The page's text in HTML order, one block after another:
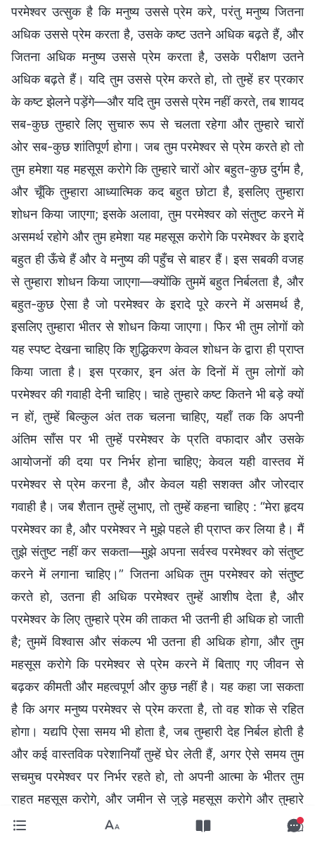
परमेश्वर उत्सुक है कि मनुष्य उससे प्रेम करे, परंतु मनुष्य जितना
अधिक उससे प्रेम करता है, उसके कष्ट उतने अधिक बढ़ते हैं, और
जितना अधिक मनुष्य उससे प्रेम करता है, उसके परीक्षण उतने
अधिक बढ़ते हैं। यदि तुम उससे प्रेम करते हो, तो तुम्हें हर प्रकार
के कष्ट झेलने पड़ेंगे—और यदि तुम उससे प्रेम नहीं करते, तब शायद
सब-कुछ तुम्हारे लिए सुचारु रूप से चलता रहेगा और तुम्हारे चारों
ओर सब-कुछ शांतिपूर्ण होगा। जब तुम परमेश्वर से प्रेम करते हो तो
तुम हमेशा यह महसूस करोगे कि तुम्हारे चारों ओर बहुत-कुछ दुर्गम है,
और चूँकि तुम्हारा आध्यात्मिक कद बहुत छोटा है, इसलिए तुम्हारा
शोधन किया जाएगा; इसके अलावा, तुम परमेश्वर को संतुष्ट करने में
असमर्थ रहोगे और तुम हमेशा यह महसूस करोगे कि परमेश्वर के इरादे
बहुत ही ऊँचे हैं और वे मनुष्य की पहुँच से बाहर हैं। इस सबकी वजह
से तुम्हारा शोधन किया जाएगा—क्योंकि तुममें बहुत निर्बलता है, और
बहुत-कुछ ऐसा है जो परमेश्वर के इरादे पूरे करने में असमर्थ है,
इसलिए तुम्हारा भीतर से शोधन किया जाएगा। फिर भी तुम लोगों को
यह स्पष्ट देखना चाहिए कि शुद्धिकरण केवल शोधन के द्वारा ही प्राप्त
किया जाता है। इस प्रकार, इन अंत के दिनों में तुम लोगों को
परमेश्वर की गवाही देनी चाहिए। चाहे तुम्हारे कष्ट कितने भी बड़े क्यों
न हों, तुम्हें बिल्कुल अंत तक चलना चाहिए, यहाँ तक कि अपनी
अंतिम साँस पर भी तुम्हें परमेश्वर के प्रति वफादार और उसके
आयोजनों की दया पर निर्भर होना चाहिए; केवल यही वास्तव में
परमेश्वर से प्रेम करना है, और केवल यही सशक्त और जोरदार
गवाही है। जब शैतान तुम्हें लुभाए, तो तुम्हें कहना चाहिए : “मेरा हृदय
परमेश्वर का है, और परमेश्वर ने मुझे पहले ही प्राप्त कर लिया है। मैं
तुझे संतुष्ट नहीं कर सकता—मुझे अपना सर्वस्व परमेश्वर को संतुष्ट
करने में लगाना चाहिए।” जितना अधिक तुम परमेश्वर को संतुष्ट
करते हो, उतना ही अधिक परमेश्वर तुम्हें आशीष देता है, और
परमेश्वर के लिए तुम्हारे प्रेम की ताकत भी उतनी ही अधिक हो जाती
है; तुममें विश्वास और संकल्प भी उतना ही अधिक होगा, और तुम
महसूस करोगे कि परमेश्वर से प्रेम करने में बिताए गए जीवन से
बढ़कर कीमती और महत्वपूर्ण और कुछ नहीं है। यह कहा जा सकता
है कि अगर मनुष्य परमेश्वर से प्रेम करता है, तो वह शोक से रहित
होगा। यद्यपि ऐसा समय भी होता है, जब तुम्हारी देह निर्बल होती है
और कई वास्तविक परेशानियाँ तुम्हें घेर लेती हैं, अगर ऐसे समय तुम
सचमुच परमेश्वर पर निर्भर रहते हो, तो अपनी आत्मा के भीतर तुम
राहत महसूस करोगे, और जमीन से जुड़े महसूस करोगे और तुम्हारे
पास कुछ होगा जिस पर तुम निर्भर हो सकते हो। इस तरह, तुम कई